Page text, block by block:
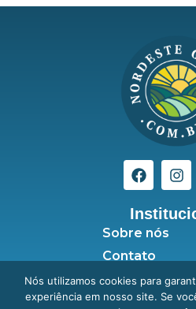
Sobre nós
Contato
Seja
Política de
Nós utilizamos cookies para
experiência em nosso site. Se